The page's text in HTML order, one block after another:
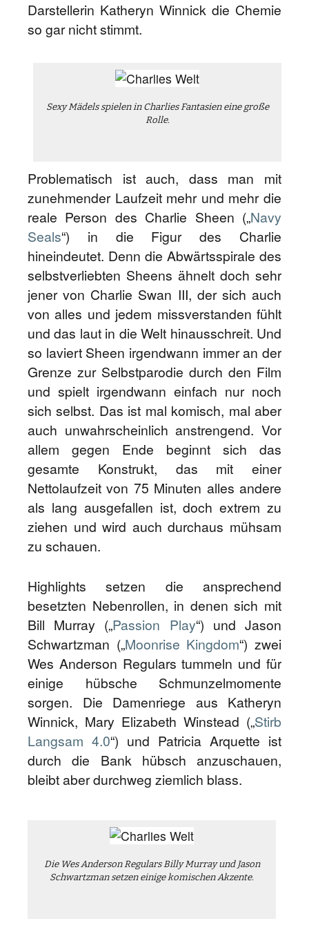
Darstellerin Katheryn Winnick die Chemie
so gar nicht stimmt.
Sexy Mädels spielen in Charlies Fantasien eine große
Rolle.
Problematisch ist auch, dass man mit
zunehmender Laufzeit mehr und mehr die
reale Person des Charlie Sheen („Navy
Seals“) in die Figur des Charlie
hineindeutet. Denn die Abwärtsspirale des
selbstverliebten Sheens ähnelt doch sehr
jener von Charlie Swan III, der sich auch
von alles und jedem missverstanden fühlt
und das laut in die Welt hinausschreit. Und
so laviert Sheen irgendwann immer an der
Grenze zur Selbstparodie durch den Film
und spielt irgendwann einfach nur noch
sich selbst. Das ist mal komisch, mal aber
auch unwahrscheinlich anstrengend. Vor
allem gegen Ende beginnt sich das
gesamte Konstrukt, das mit einer
Nettolaufzeit von 75 Minuten alles andere
als lang ausgefallen ist, doch extrem zu
ziehen und wird auch durchaus mühsam
zu schauen.
Highlights setzen die ansprechend
besetzten Nebenrollen, in denen sich mit
Bill Murray („Passion Play“) und Jason
Schwartzman („Moonrise Kingdom“) zwei
Wes Anderson Regulars tummeln und für
einige hübsche Schmunzelmomente
sorgen. Die Damenriege aus Katheryn
Winnick, Mary Elizabeth Winstead („Stirb
Langsam 4.0“) und Patricia Arquette ist
durch die Bank hübsch anzuschauen,
bleibt aber durchweg ziemlich blass.
Die Wes Anderson Regulars Billy Murray und Jason
Schwartzman setzen einige komischen Akzente.